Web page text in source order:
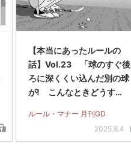
【本当にあったルールの
話】Vol.23 「球のすぐ後
ろに深くくい込んだ別の球
が! こんなときどうす
ルール・マナー 月刊GD
2025.8.4